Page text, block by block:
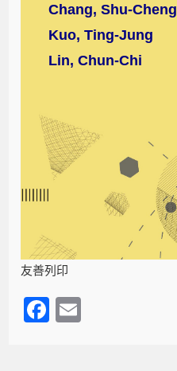
Chang, Shu-Cheng
Kuo, Ting-Jung
Lin, Chun-Chi
友善列印
F